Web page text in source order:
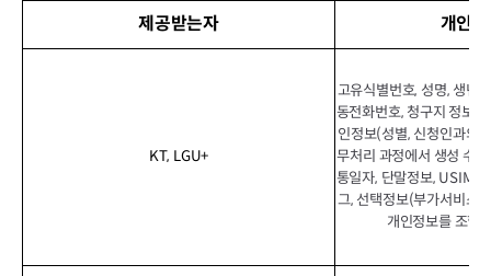
제공받는자 개인
KT, LGU+
고유식별번호, 성명, 생년
동전화번호, 청구지 정보,
인정보(성별, 신청인과의
무처리 과정에서 생성 수
통일자, 단말정보, USIM
그, 선택정보(부가서비스
개인정보를 조합